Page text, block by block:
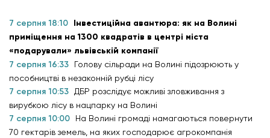
7 серпня 18:10 Інвестиційна авантюра: як на Волині
приміщення на 1300 квадратів в центрі міста
«подарували» львівській компанії
7 серпня 16:33
Голову сільради на Волині підозрюють у
пособництві в незаконній рубці лісу
7 серпня 10:53
ДБР розслідує можливі зловживання з
вирубкою лісу в нацпарку на Волині
7 серпня 10:00
На Волині громаді намагаються повернути
70 гектарів земель, на яких господарює агрокомпанія